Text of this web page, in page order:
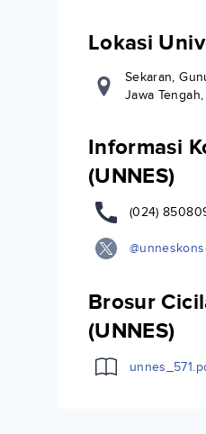
Lokasi
Sekaran,
Jawa
Informasi
(UNNES)
(024)
Brosur
(UNNES)